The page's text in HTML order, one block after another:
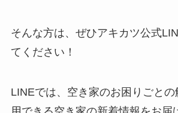
そんな方は、ぜひアキカツ公式
てください！
LINEでは、空き家のお困りごと